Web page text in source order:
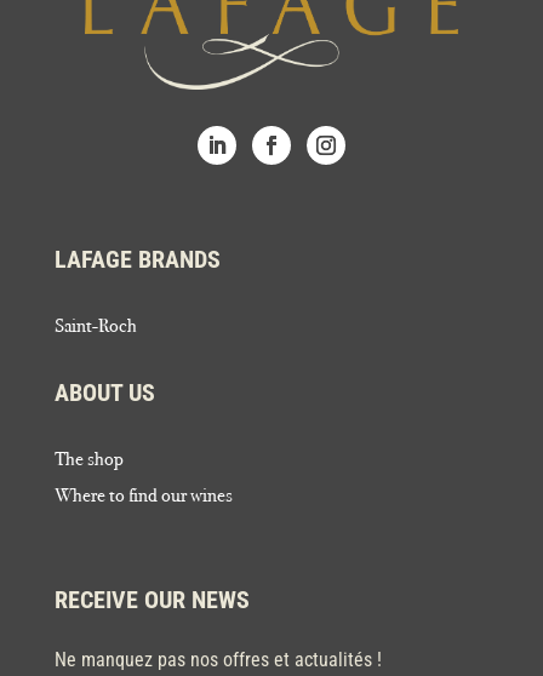
LAFAGE BRANDS
Saint-Roch
ABOUT US
The shop
Where to find our wines
RECEIVE OUR NEWS
Ne manquez pas nos offres et actualités !